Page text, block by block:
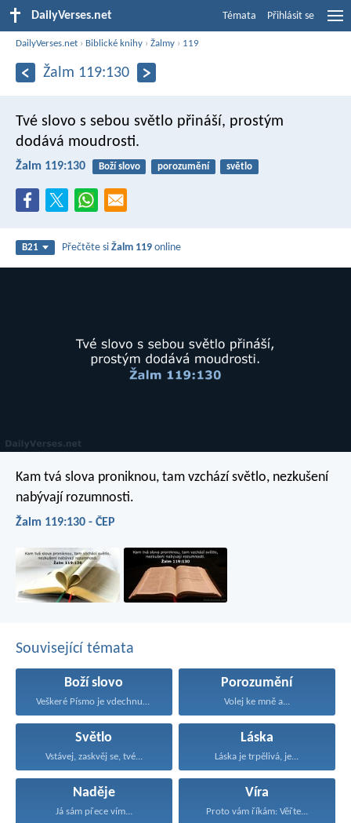
DailyVerses.net Témata Přihlásit se
DailyVerses.net › Biblické knihy ›Žalmy › 119
Žalm 119:130
Tvé slovo s sebou světlo přináší, prostým
dodává moudrosti.
Žalm 119:130 Boží slovo porozumění světlo
B21 Přečtěte siŽalm 119 online
Kam tvá slova proniknou, tam vzchází světlo, nezkušení
nabývají rozumnosti.
Žalm 119:130 - ČEP
Související témata
Boží slovo
Veškeré Písmo je vdechnuté...
Porozumění
Volej ke mně a...
Světlo
Vstávej, zaskvěj se, tvé...
Láska
Láska je trpělivá, je...
Naděje
Já sám přece vím...
Víra
Proto vám říkám: Věřte...